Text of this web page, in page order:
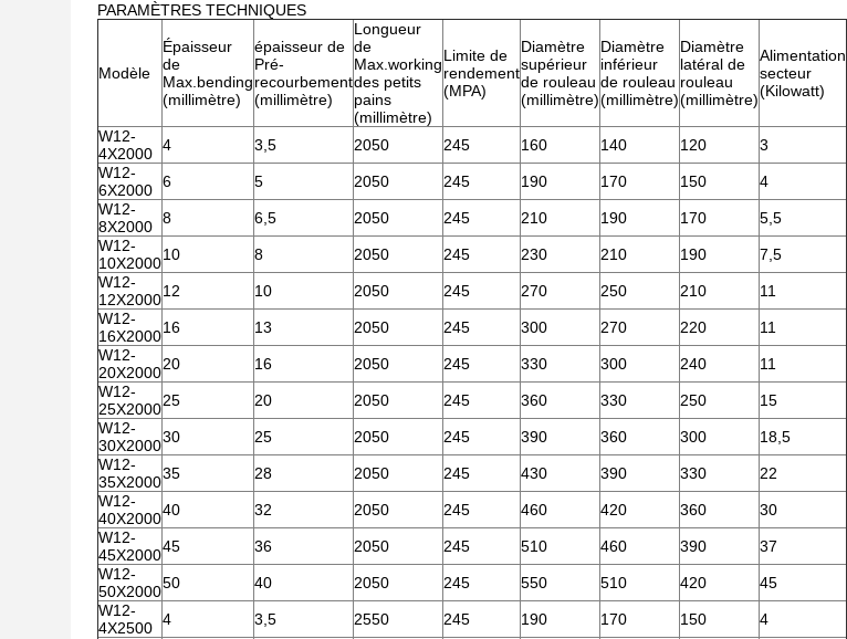
PARAMÈTRES TECHNIQUES
Modèle
Épaisseur
de
Max.bending
(millimètre)
épaisseur de
Pré-
recourbement
(millimètre)
Longueur
de
Max.working
des petits
pains
(millimètre)
Limite de
rendement
(MPA)
Diamètre
supérieur
de rouleau
(millimètre)
Diamètre
inférieur
de rouleau
(millimètre)
Diamètre
latéral de
rouleau
(millimètre)
Alimentation
secteur
(Kilowatt)
W12-
4X2000 4 3,5 2050 245 160 140 120
3
W12-
6X2000 6 5 2050 245 190 170 150
4
W12-
8X2000 8 6,5 2050 245 210 190 170
5,5
W12-
10X200010 8 2050 245 230 210 190
7,5
W12-
12X200012 10 2050 245 270 250 210
11
W12-
16X200016 13 2050 245 300 270 220
11
W12-
20X200020 16 2050 245 330 300 240
11
W12-
25X200025 20 2050 245 360 330 250
15
W12-
30X200030 25 2050 245 390 360 300
18,5
W12-
35X200035 28 2050 245 430 390 330
22
W12-
40X200040 32 2050 245 460 420 360
30
W12-
45X200045 36 2050 245 510 460 390
37
W12-
50X200050 40 2050 245 550 510 420
45
W12-
4X2500 4 3,5 2550 245 190 170 150
4